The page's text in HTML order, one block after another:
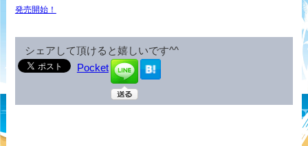
発売開始！
シェアして頂けると嬉しいです^^
Pocket